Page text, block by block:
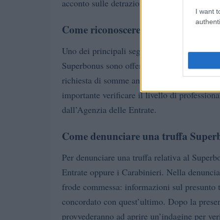
I want
acconto sulle detrazioni fiscali promesse dai
Come riconoscere una truffa
Uno dei principali segnali d’allarme che
Superbonus sono offerte di incentivi fiscali
richiesta di somme anticipate a titolo di
importante verificare il livello di
dall’Agenzia delle Entrate.
Come denunciare una truffa
Per denunciare una truffa relativa al
Entrate oppure i Carabinieri. Nella
frode commessa: informazioni sul
concordato con quest’ultimo. Dopo la
provvederanno ad aprire un’indagine per